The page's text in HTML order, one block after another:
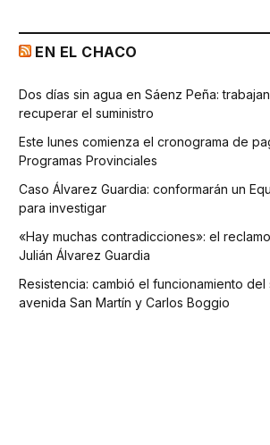
EN EL CHACO
Dos días sin agua en Sáenz Peña:
recuperar el suministro
Este lunes comienza el cronograma de
Programas Provinciales
Caso Álvarez Guardia: conformarán un
para investigar
«Hay muchas contradicciones»: el
Julián Álvarez Guardia
Resistencia: cambió el funcionamiento
avenida San Martín y Carlos Boggio